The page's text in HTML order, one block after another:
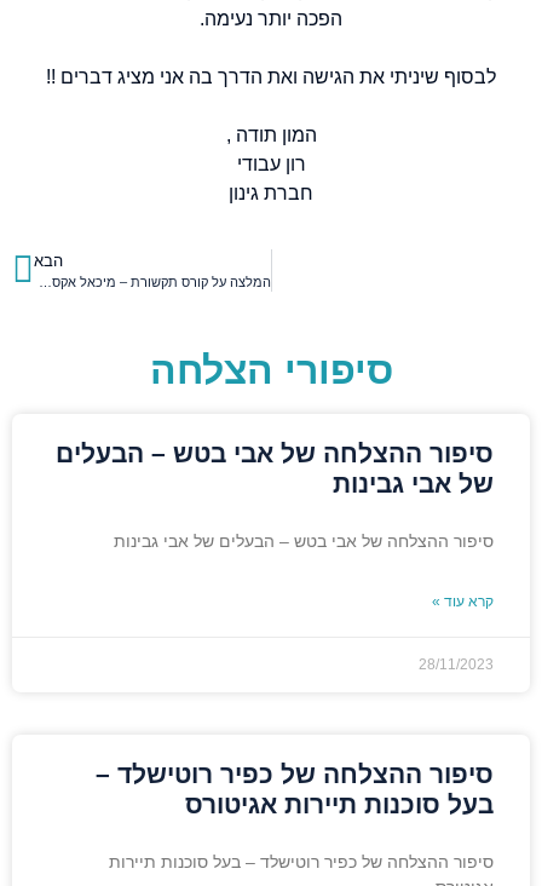
הפכה יותר נעימה.
לבסוף שיניתי את הגישה ואת הדרך בה אני מציג דברים !!
המון תודה ,
רון עבודי
חברת גינון
הבא
סיפורי הצלחה
סיפור ההצלחה של אבי בטש – הבעלים
של אבי גבינות
סיפור ההצלחה של אבי בטש – הבעלים של אבי גבינות
קרא עוד »
28/11/2023
סיפור ההצלחה של כפיר רוטישלד –
בעל סוכנות תיירות אגיטורס
סיפור ההצלחה של כפיר רוטישלד – בעל סוכנות תיירות